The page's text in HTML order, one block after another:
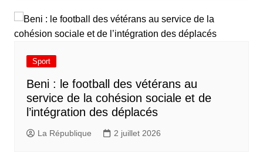
Sport
Beni : le football des vétérans au
service de la cohésion sociale et de
l’intégration des déplacés​
La République 2 juillet 2026